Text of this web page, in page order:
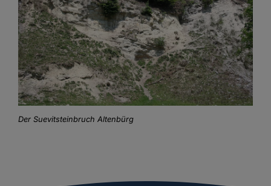
Der Suevitsteinbruch Altenbürg